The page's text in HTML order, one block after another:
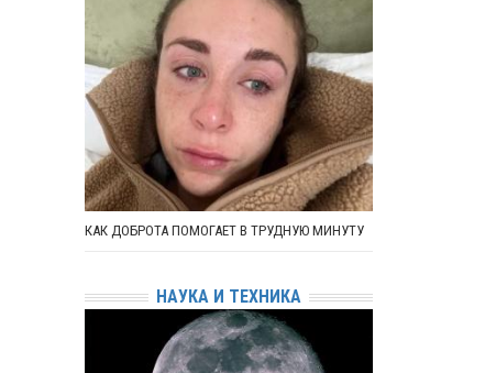
КАК ДОБРОТА ПОМОГАЕТ В ТРУДНУЮ МИНУТУ
НАУКА И ТЕХНИКА